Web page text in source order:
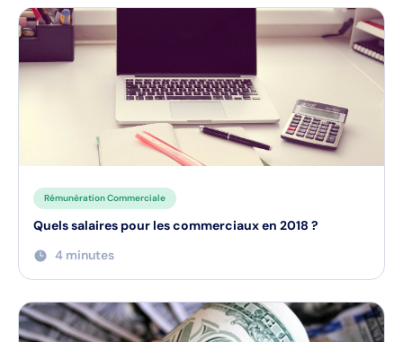
Rémunération Commerciale
Quels salaires pour les commerciaux en 2018 ?
4 minutes